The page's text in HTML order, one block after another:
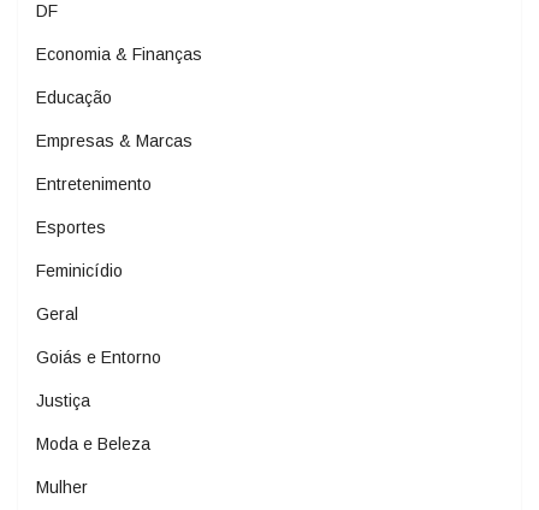
DF
Economia & Finanças
Educação
Empresas & Marcas
Entretenimento
Esportes
Feminicídio
Geral
Goiás e Entorno
Justiça
Moda e Beleza
Mulher